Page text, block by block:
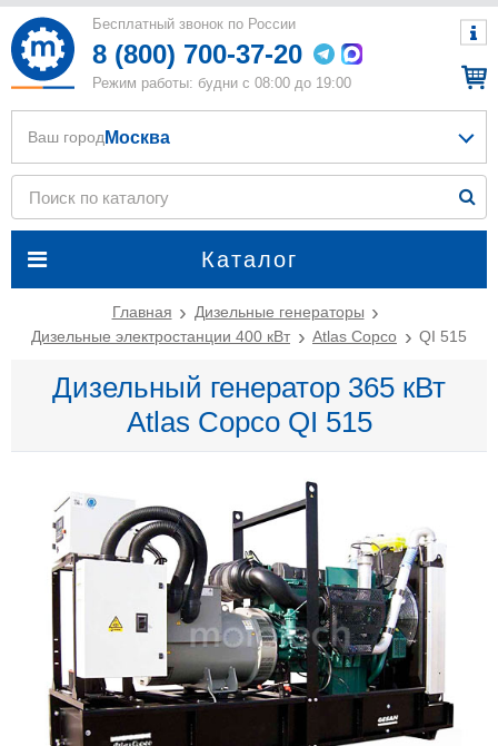
Бесплатный звонок по России
8 (800) 700-37-20
Режим работы: будни с 08:00 до 19:00
Каталог
Ваш город Москва
Главная
Дизельные генераторы
Дизельные электростанции 400 кВт
Atlas Copco QI 515
Дизельный генератор 365 кВт
Atlas Copco QI 515